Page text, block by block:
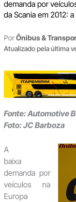
demanda por
da Scania em 2012:
PorÔnibus &
Atualizado pela última
Fonte: Automotive
Foto: JC Barboza
A
baixa
demanda por
veículos na
Europa